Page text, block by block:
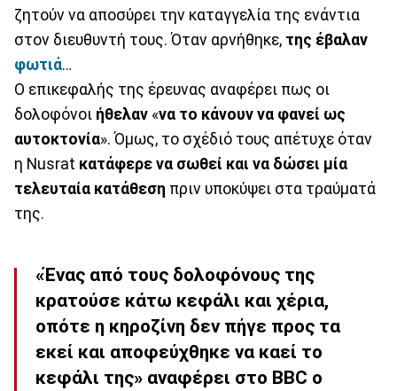
ζητούν να αποσύρει την καταγγελία της ενάντια
στον διευθυντή τους. Όταν αρνήθηκε, της έβαλαν
φωτιά…
Ο επικεφαλής της έρευνας αναφέρει πως οι
δολοφόνοι ήθελαν «να το κάνουν να φανεί ως
αυτοκτονία». Όμως, το σχέδιό τους απέτυχε όταν
η Nusrat κατάφερε να σωθεί και να δώσει μία
τελευταία κατάθεση πριν υποκύψει στα τραύματά
της.
«Ένας από τους δολοφόνους της
κρατούσε κάτω κεφάλι και χέρια,
οπότε η κηροζίνη δεν πήγε προς τα
εκεί και αποφεύχθηκε να καεί το
κεφάλι της» αναφέρει στο BBC ο